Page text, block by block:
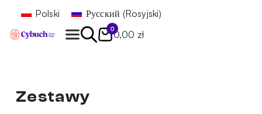
Polski Русский (Rosyjski)
0
0,00 zł
Zestawy